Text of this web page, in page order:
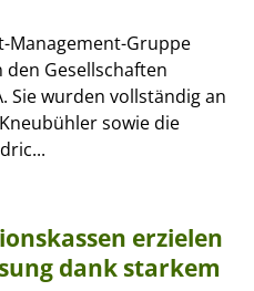
Management-Gruppe
Gesellschaften
Sie wurden vollständig an
sowie die
erzielen
dank starkem